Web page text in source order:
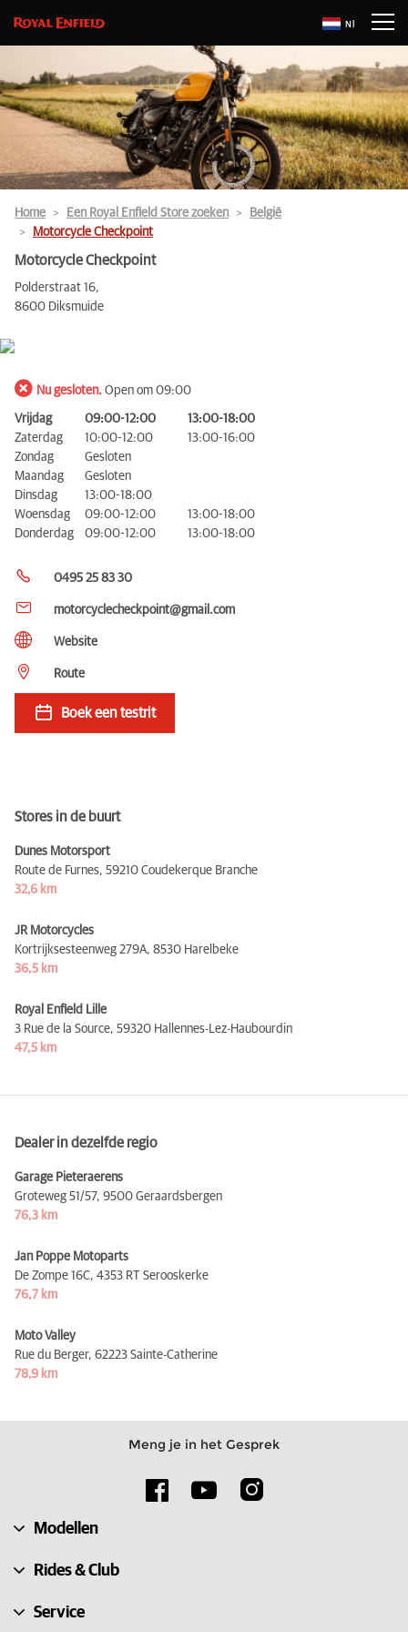
Nl
Home Een Royal Enfield Store zoeken
België
Motorcycle Checkpoint
Motorcycle Checkpoint
Polderstraat 16,
8600 Diksmuide
Nu gesloten. Open om 09:00
Vrijdag 09:00-12:00
13:00-18:00
Zaterdag
10:00-12:00
13:00-16:00
Zondag
Gesloten
Maandag
Gesloten
Dinsdag
13:00-18:00
Woensdag
09:00-12:00
13:00-18:00
Donderdag
09:00-12:00 13:00-18:00
0495 25 83 30
motorcyclecheckpoint@gmail.com
Website
Route
Boek een testrit
Stores in de buurt
Dunes Motorsport
Route de Furnes, 59210 Coudekerque Branche
32,6 km
JR Motorcycles
Kortrijksesteenweg 279A, 8530 Harelbeke
36,5 km
Royal Enfield Lille
3 Rue de la Source, 59320 Hallennes-Lez-Haubourdin
47,5 km
Dealer in dezelfde regio
Garage Pieteraerens
Groteweg 51/57, 9500 Geraardsbergen
76,3 km
Jan Poppe Motoparts
De Zompe 16C, 4353 RT Serooskerke
76,7 km
Moto Valley
Rue du Berger, 62223 Sainte-Catherine
78,9 km
Meng je in het Gesprek
Modellen
Rides & Club
Service